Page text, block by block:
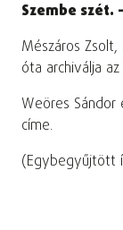
Szembe
Mészáros
óta archiválja
Weöres Sándor
címe.
(Egybegyűjtött